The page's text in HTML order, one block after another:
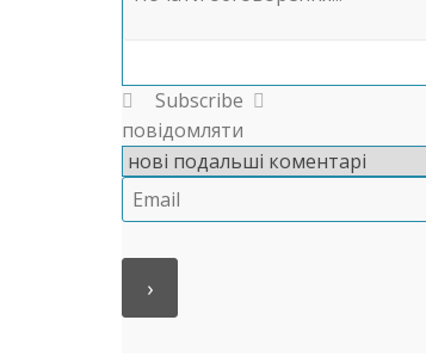
Subscribe
повідомляти